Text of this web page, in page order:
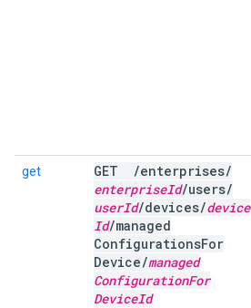
get GET /enterprises/
enterpriseId/users/
userId/devices/device
Id/managed
ConfigurationsFor
Device/managed
ConfigurationFor
DeviceId